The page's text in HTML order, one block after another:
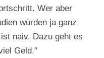
Wer aber
würden ja ganz
naiv. Dazu geht es
Geld."